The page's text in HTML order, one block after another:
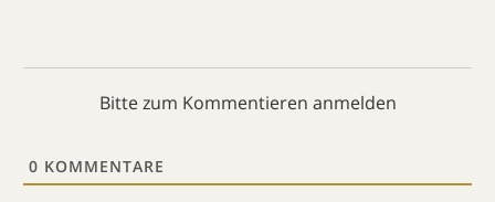
Bitte zum Kommentieren anmelden
0 KOMMENTARE